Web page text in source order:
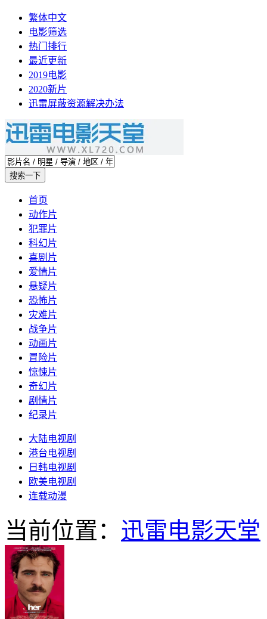
繁体中文
电影筛选
热门排行
最近更新
2019电影
2020新片
迅雷屏蔽资源解决办法
首页
动作片
犯罪片
科幻片
喜剧片
爱情片
悬疑片
恐怖片
灾难片
战争片
动画片
冒险片
惊悚片
奇幻片
剧情片
纪录片
大陆电视剧
港台电视剧
日韩电视剧
欧美电视剧
连载动漫
当前位置： 迅雷电影天堂